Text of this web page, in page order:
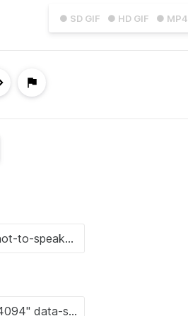
● SD GIF ● HD GIF ● MP4